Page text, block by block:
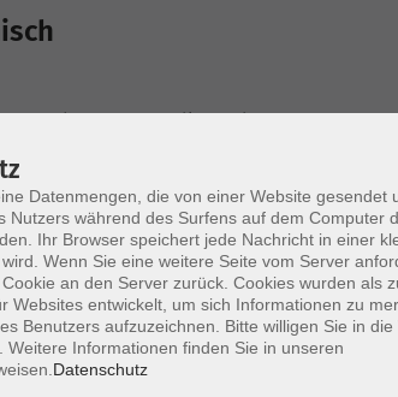
Ausbau von grundlegenden
oder vergleichbare Vorkenntnisse
3-12-525593-7
Datenmengen, die von einer Website gesendet
Nutzers während des Surfens auf dem Computer
Ihr Browser speichert jede Nachricht in einer
Wenn Sie eine weitere Seite vom Server
an den Server zurück. Cookies wurden als
Websites entwickelt, um sich Informationen zu
Benutzers aufzuzeichnen. Bitte willigen Sie in die
Weitere Informationen finden Sie in unseren
Datenschutz